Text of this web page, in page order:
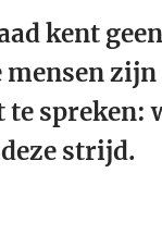
kent
mensen
te spreken:
strijd.